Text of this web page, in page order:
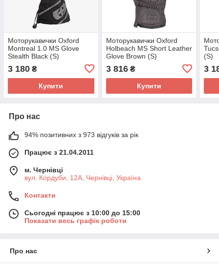
Моторукавички Oxford
Montreal 1.0 MS Glove
Stealth Black (S)
3 180 ₴
Купити
Моторукавички Oxford
Holbeach MS Short Leather
Glove Brown (S)
3 816₴
Купити
(S)
3
Про нас
94% позитивних з 973 відгуків за рік
Працює з 21.04.2011
м. Чернівці
вул. Кордуби, 12А, Чернівці, Україна
Контакти
Сьогодні працює з 10:00 до 15:00
Показати весь графік роботи
Про нас